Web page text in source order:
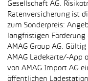
Gesellschaft AG.
Ratenversicherung ist
zum Sonderpreis:
langfristigen
AMAG Group AG.
AMAG Ladekarte/-App
von AMAG Import AG
öffentlichen